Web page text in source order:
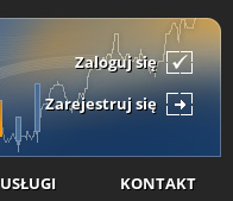
Zaloguj się
Zarejestruj się
USŁUGI KONTAKT